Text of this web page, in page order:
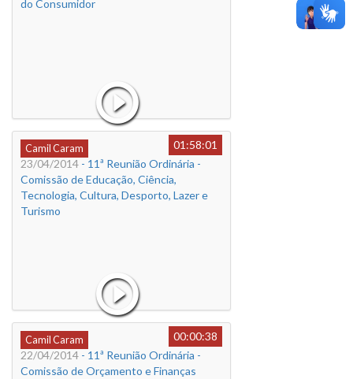
do Consumidor
Camil Caram
01:58:01
23/04/2014 - 11ª Reunião Ordinária -
Comissão de Educação, Ciência,
Tecnologia, Cultura, Desporto, Lazer e
Turismo
Camil Caram
00:00:38
22/04/2014 - 11ª Reunião Ordinária -
Comissão de Orçamento e Finanças